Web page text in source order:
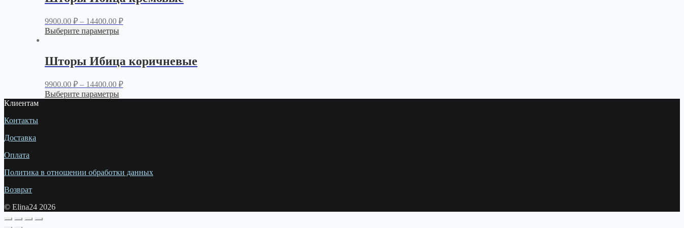
9900.00 ₽– 14400.00 ₽
Выберите параметры
Шторы Ибица коричневые
9900.00 ₽– 14400.00 ₽
Выберите параметры
Клиентам
Контакты
Доставка
Оплата
Политика в отношении обработки данных
Возврат
© Elina24 2026